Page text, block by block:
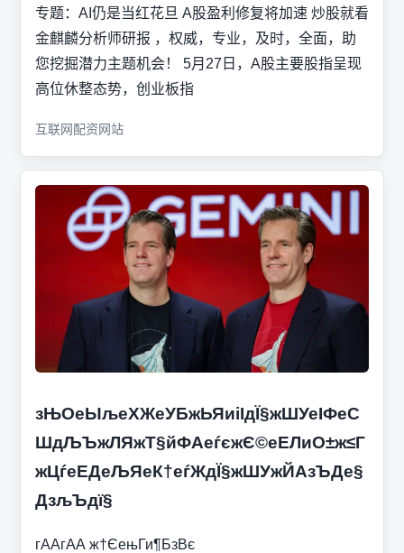
专题：AI仍是当红花旦 A股盈利修复将加速 炒股就看
金麒麟分析师研报 ，权威，专业，及时，全面，助
您挖掘潜力主题机会！ 5月27日，A股主要股指呈现
高位休整态势，创业板指
互联网配资网站
зЊОеЫљеХЖеУБжЬЯиіІдЇ§жШУеІФеС
ШдЉЪжЛЯжТ§йФАеѓєжЄ©еЕЛиО±ж≤Г
жЦѓеЕДеЉЯеК†еѓЖдЇ§жШУжЙАзЪДе§
ДзљЪдї§
гААгАА ж†ЄењГи¶БзВє